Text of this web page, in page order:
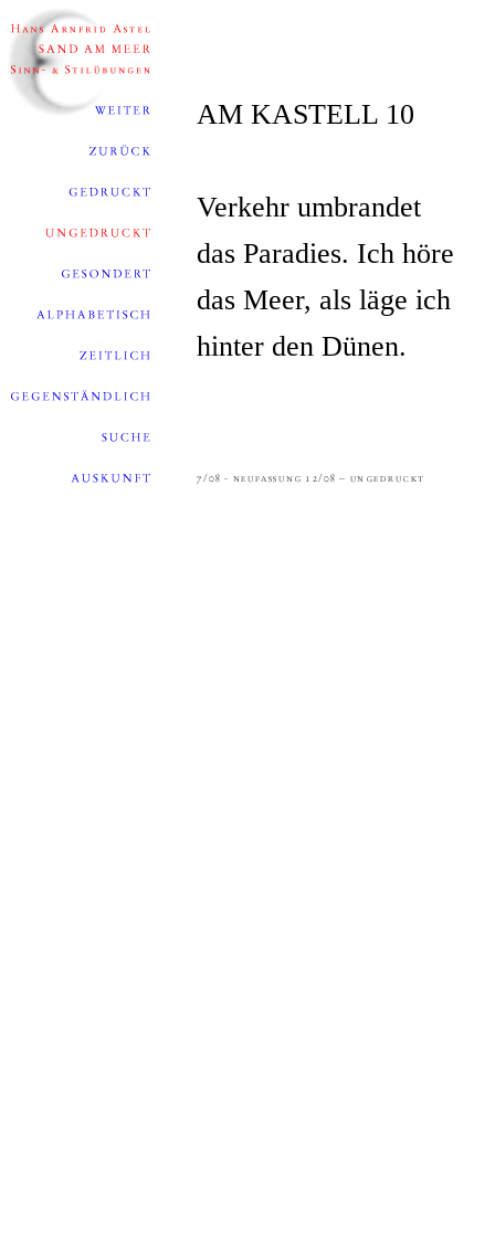
AM KASTELL 10
Verkehr umbrandet
das Paradies. Ich höre
das Meer, als läge ich
hinter den Dünen.